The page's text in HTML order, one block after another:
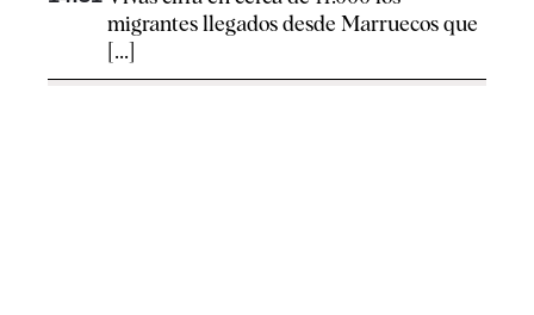
migrantes llegados desde Marruecos que
[...]